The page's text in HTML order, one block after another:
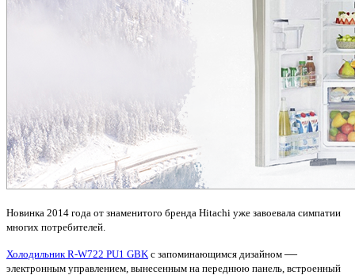
Новинка 2014 года от знаменитого бренда Hitachi уже завоевала симпатии
многих потребителей.
Холодильник R-W722 PU1 GBK с запоминающимся дизайном —
электронным управлением, вынесенным на переднюю панель, встроенный